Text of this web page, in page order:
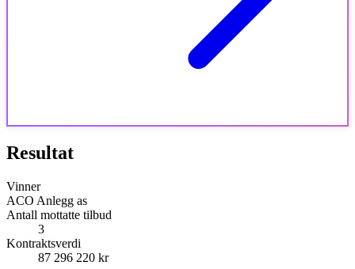
Resultat
Vinner
ACO Anlegg as
Antall mottatte tilbud
3
Kontraktsverdi
87 296 220 kr